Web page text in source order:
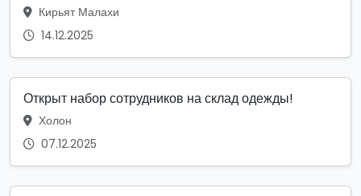
Кирьят Малахи
14.12.2025
Открыт набор сотрудников на склад одежды!
Холон
07.12.2025